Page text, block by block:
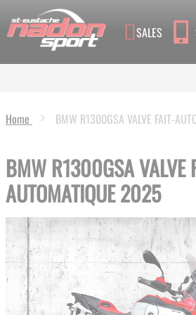
SALES
Home BMW R1300GSA VALVE FAIT-
BMW R1300GSA VALVE
AUTOMATIQUE 2025
Skip
to
the
end
the